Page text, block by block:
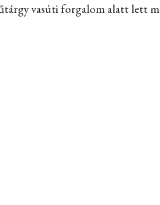
vasúti forgalom alatt lett